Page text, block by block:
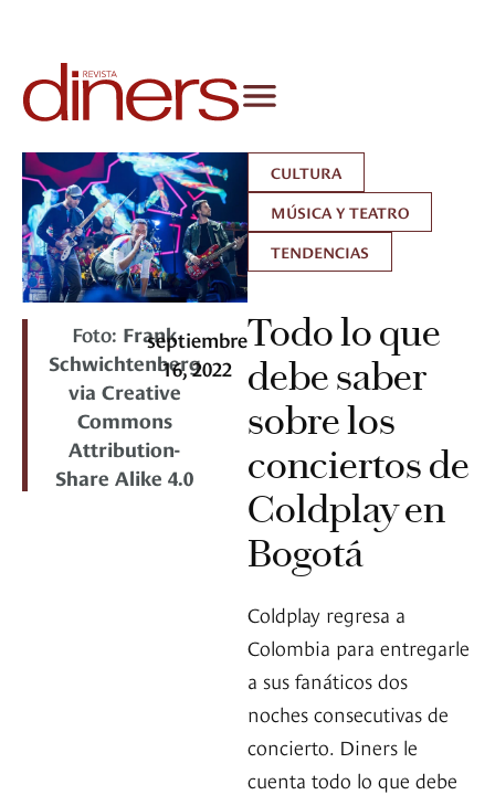
Foto: Frank
Schwichtenberg
via Creative
Commons
Attribution-
Share Alike 4.0
septiembre
16, 2022
CULTURA
MÚSICA Y TEATRO
TENDENCIAS
Todo lo que
debe saber
sobre los
conciertos de
Coldplay en
Bogotá
Coldplay regresa a
Colombia para entregarle
a sus fanáticos dos
noches consecutivas de
concierto. Diners le
cuenta todo lo que debe